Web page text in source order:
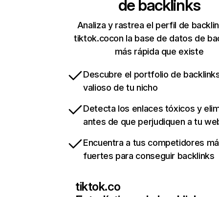
de backlinks
Analiza y rastrea el perfil de
tiktok.cocon la base de datos de
más rápida que existe
Descubre el portfolio de
valioso de tu nicho
Detecta los enlaces tóxicos y
antes de que perjudiquen a tu
Encuentra a tus competidores
fuertes para conseguir backlinks
tiktok.co